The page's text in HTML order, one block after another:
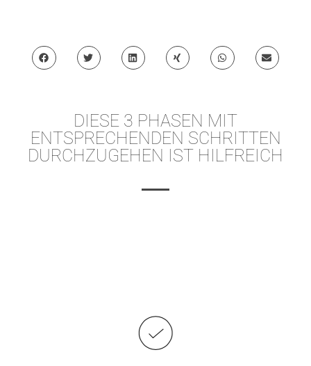
DIESE 3 PHASEN MIT
ENTSPRECHENDEN SCHRITTEN
DURCHZUGEHEN IST HILFREICH